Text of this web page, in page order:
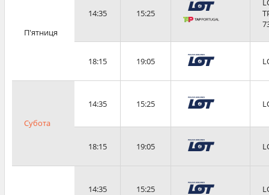
П'ятниця
14:35 15:25
18:15 19:05
Субота
14:35 15:25
18:15 19:05
14:35 15:25